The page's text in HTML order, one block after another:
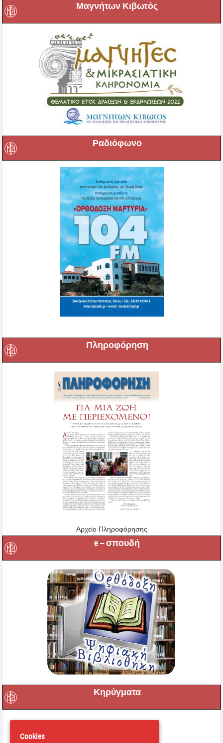
Μαγνήτων Κιβωτός
Ραδιόφωνο
Πληροφόρηση
Αρχείο Πληροφόρησης
e – σπουδή
Κηρύγματα
Cookies